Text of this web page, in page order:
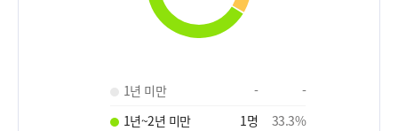
1년 미만 -
-
1년~2년 미만
1명 33.3%